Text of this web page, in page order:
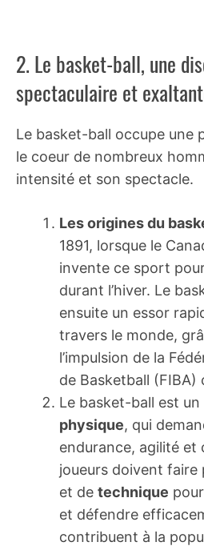
2. Le basket-ball, une
spectaculaire et
Le basket-ball occupe une
le coeur de nombreux
intensité et son spectacle.
Les origines du
1891, lorsque le
invente ce sport
durant l’hiver. Le
ensuite un essor
travers le monde,
l’impulsion de la
de Basketball (FIBA)
Le basket-ball est
physique, qui
endurance, agilité et
joueurs doivent faire
et de technique
et défendre
contribuent à la